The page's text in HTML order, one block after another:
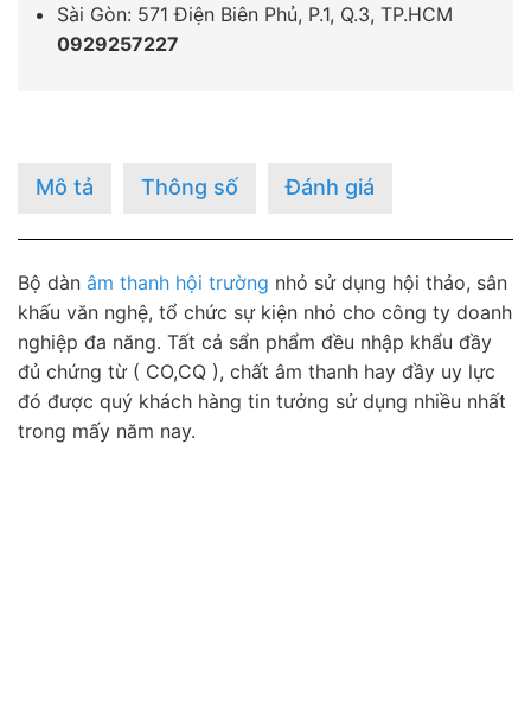
Sài Gòn: 571 Điện Biên Phủ, P.1, Q.3, TP.HCM
0929257227
Mô tả Thông số Đánh giá
Bộ dàn âm thanh hội trường nhỏ sử dụng hội thảo, sân
khấu văn nghệ, tổ chức sự kiện nhỏ cho công ty doanh
nghiệp đa năng. Tất cả sẩn phẩm đều nhập khẩu đầy
đủ chứng từ ( CO,CQ ), chất âm thanh hay đầy uy lực
đó được quý khách hàng tin tưởng sử dụng nhiều nhất
trong mấy năm nay.